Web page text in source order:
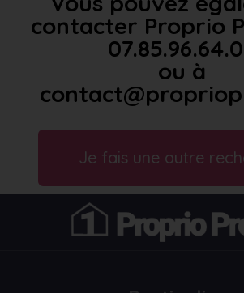
contacter Proprio
ou à
Je fais une autre